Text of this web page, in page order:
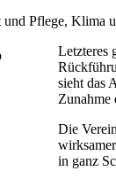
Pflege,
Letzteres
sieht das
Zunahme
Die
in ganz